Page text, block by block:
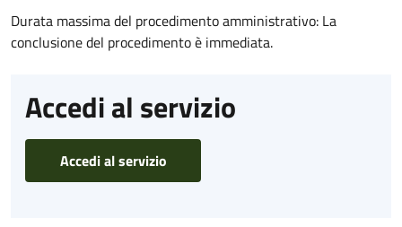
Durata massima del procedimento amministrativo: La
conclusione del procedimento è immediata.
Accedi al servizio
Accedi al servizio